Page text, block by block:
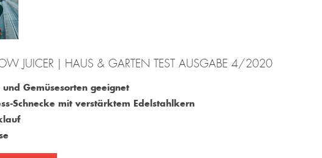
JUICER | HAUS & GARTEN TEST AUSGABE 4/2020
Gemüsesorten geeignet
Schnecke mit verstärktem Edelstahlkern